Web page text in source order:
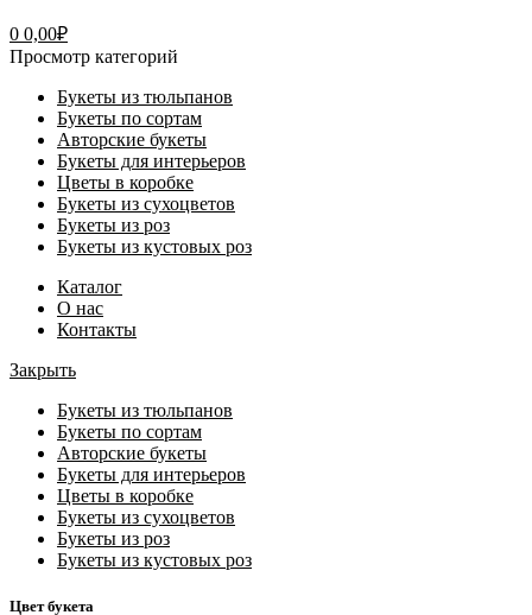
0 0,00₽
Просмотр категорий
Букеты из тюльпанов
Букеты по сортам
Авторские букеты
Букеты для интерьеров
Цветы в коробке
Букеты из сухоцветов
Букеты из роз
Букеты из кустовых роз
Каталог
О нас
Контакты
Закрыть
Букеты из тюльпанов
Букеты по сортам
Авторские букеты
Букеты для интерьеров
Цветы в коробке
Букеты из сухоцветов
Букеты из роз
Букеты из кустовых роз
Цвет букета